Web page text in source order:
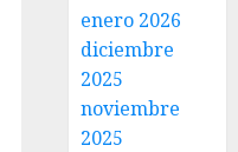
enero 2026
diciembre
2025
noviembre
2025